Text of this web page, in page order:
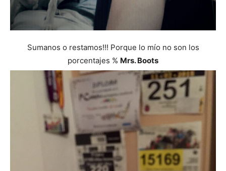
Sumanos o restamos!!! Porque lo mío no son los
porcentajes % Mrs. Boots